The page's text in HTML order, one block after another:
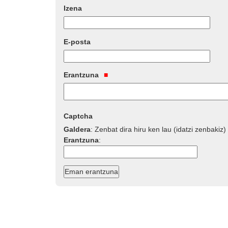
Izena
E-posta
Erantzuna
Captcha
Galdera:Zenbat dira hiru ken lau (idatzi zenbakiz)
Erantzuna: